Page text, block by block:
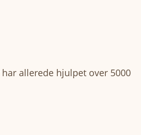
har allerede hjulpet over 5000